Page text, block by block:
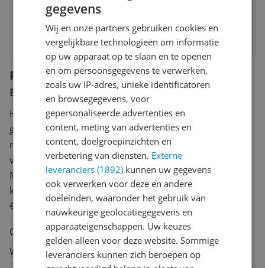
Check de website voor de levertijd | Gratis bezorgd >
Bekijk product
Reviews
Er zijn nog geen reviews geschreven
Heb jij dit product in bezit en wil je graag je mening
geven? Start dan hieronder met het schrijven van je
review. Afhankelijk van de details duurt het schrijven
van een review gemiddeld tussen de 3 en 10 minuten.
Met jouw mening help je andere bezoekers een betere
keuze te maken én maak je iedere maand kans op
€250,-!
Klik hier voor de actievoorwaarden.
Cijfer
Welk cijfer geef jij dit product?
gegevens
Wij en onze partners gebruiken cookies en
vergelijkbare technologieën om informatie
op uw apparaat op te slaan en te openen
en om persoonsgegevens te verwerken,
zoals uw IP-adres, unieke identificatoren
en browsegegevens, voor
gepersonaliseerde advertenties en
content, meting van advertenties en
content, doelgroepinzichten en
verbetering van diensten. Externe
leveranciers (1892) kunnen uw gegevens
ook verwerken voor deze en andere
doeleinden, waaronder het gebruik van
nauwkeurige geolocatiegegevens en
apparaateigenschappen. Uw keuzes
gelden alleen voor deze website. Sommige
leveranciers kunnen zich beroepen op